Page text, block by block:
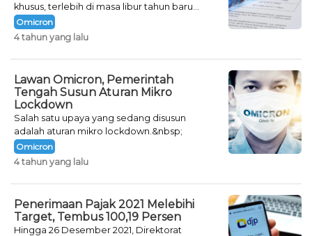
khusus, terlebih di masa libur tahun baru
seperti saat ini.
Omicron
4 tahun yang lalu
Lawan Omicron, Pemerintah
Tengah Susun Aturan Mikro
Lockdown
Salah satu upaya yang sedang disusun
adalah aturan mikro lockdown.&nbsp;
Omicron
4 tahun yang lalu
Penerimaan Pajak 2021 Melebihi
Target, Tembus 100,19 Persen
Hingga 26 Desember 2021, Direktorat